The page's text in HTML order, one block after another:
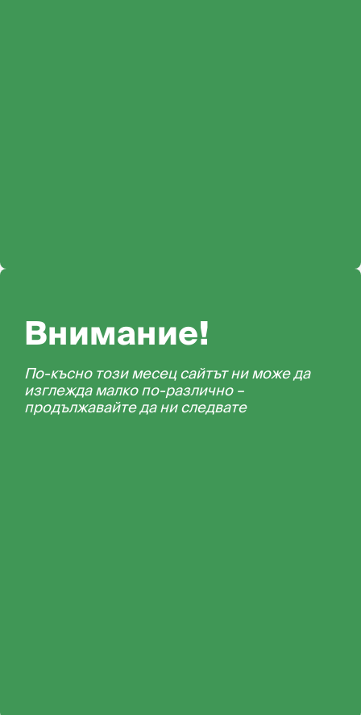
Внимание!
По-късно този месец сайтът ни може да
изглежда малко по-различно –
продължавайте да ни следвате